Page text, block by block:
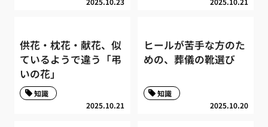
供花・枕花・献花、似
ているようで違う「弔
いの花」
2025.10.21
知識
ヒールが苦手な方のた
めの、葬儀の靴選び
2025.10.20
知識